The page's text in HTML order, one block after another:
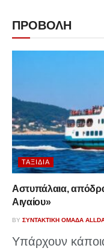
ΠΡΟΒΟΛΗ
ΤΑΞΊΔΙΑ
Αστυπάλαια,
Αιγαίου»
BY ΣΥΝΤΑΚΤΙΚΉ ΟΜΆΔΑ
Υπάρχουν